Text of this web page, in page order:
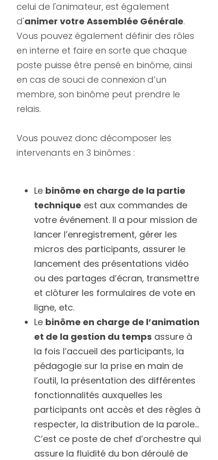
celui de l'animateur, est également
d'animer votre Assemblée Générale.
Vous pouvez également définir des rôles
en interne et faire en sorte que chaque
poste puisse être pensé en binôme, ainsi
en cas de souci de connexion d’un
membre, son binôme peut prendre le
relais.
Vous pouvez donc décomposer les
intervenants en 3 binômes :
Le binôme en charge de la partie
technique est aux commandes de
votre événement. Il a pour mission de
lancer l’enregistrement, gérer les
micros des participants, assurer le
lancement des présentations vidéo
ou des partages d’écran, transmettre
et clôturer les formulaires de vote en
ligne, etc.
Le binôme en charge de l’animation
et de la gestion du temps assure à
la fois l’accueil des participants, la
pédagogie sur la prise en main de
l’outil, la présentation des différentes
fonctionnalités auxquelles les
participants ont accès et des règles à
respecter, la distribution de la parole…
C’est ce poste de chef d’orchestre qui
assure la fluidité du bon déroulé de